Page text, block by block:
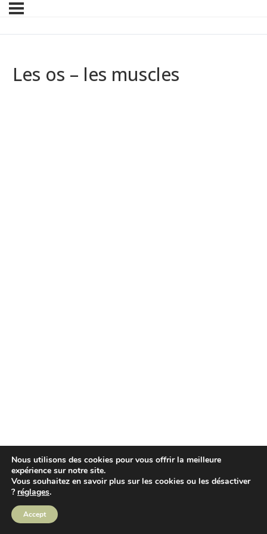
Les os – les muscles
Nous utilisons des cookies pour vous offrir la meilleure
expérience sur notre site.
Vous souhaitez en savoir plus sur les cookies ou les désactiver
? réglages.
Accept